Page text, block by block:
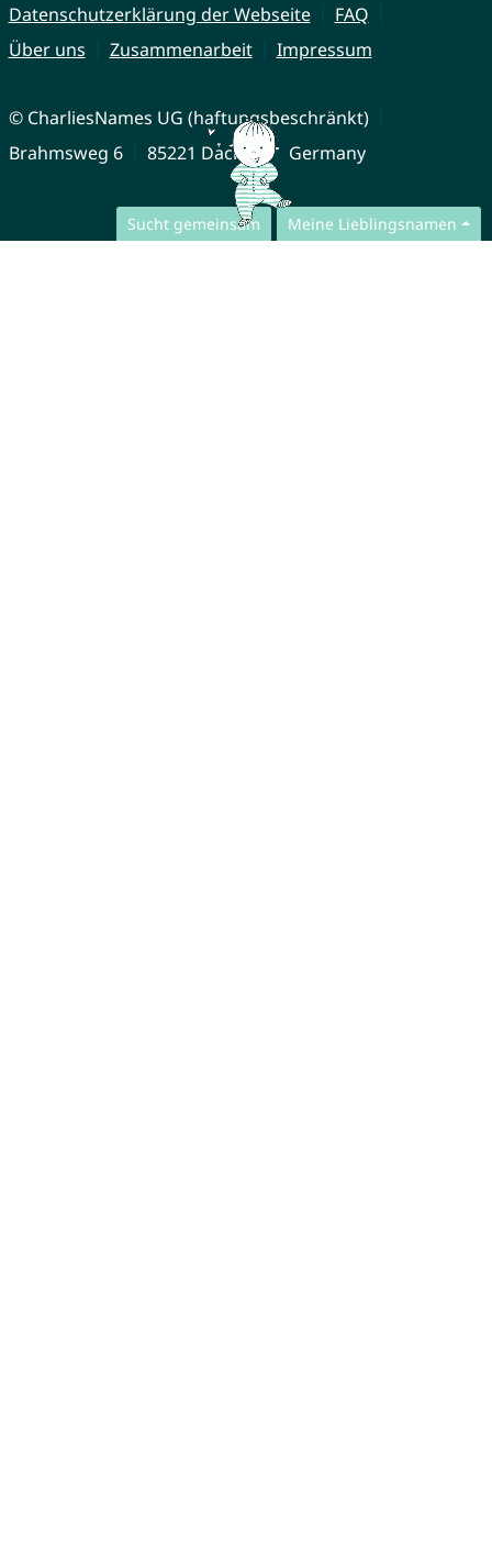
Sucht gemeinsam Meine Lieblingsnamen
Datenschutzerklärung der Webseite
FAQ
Über uns
Zusammenarbeit Impressum
© CharliesNames UG (haftungsbeschränkt)
Brahmsweg 6
85221 Dachau Germany